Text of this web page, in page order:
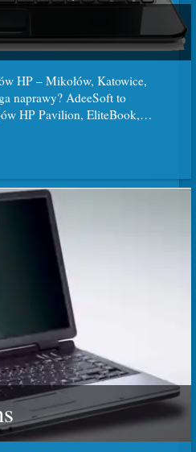
HP – Mikołów, Katowice,
naprawy? AdeeSoft to
HP Pavilion, EliteBook,…